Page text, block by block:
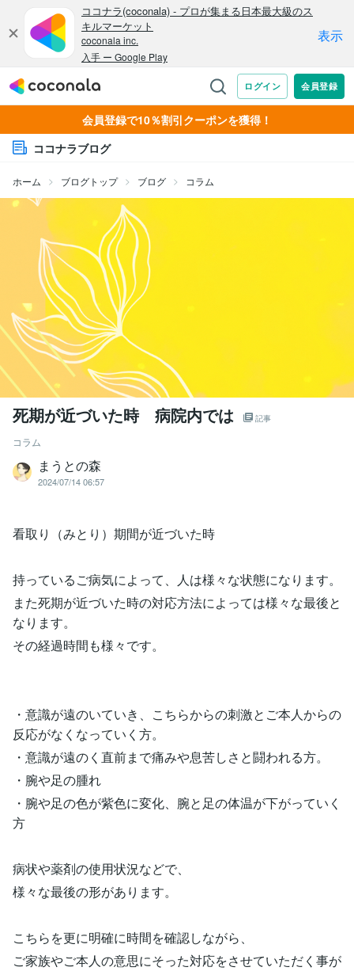
会員登録で10％割引クーポンを獲得！
ココナラブログ
ホーム ブログトップ ブログ コラム
死期が近づいた時 病院内では 記事
コラム
まうとの森
2024/07/14 06:57
看取り（みとり）期間が近づいた時
持っているご病気によって、人は様々な状態になります。
また死期が近づいた時の対応方法によっては様々な最後と
なります。
その経過時間も様々です。
・意識が遠のいていき、こちらからの刺激とご本人からの
反応がなくなっていく方。
・意識が遠のく直前まで痛みや息苦しさと闘われる方。
・腕や足の腫れ
・腕や足の色が紫色に変化、腕と足の体温が下がっていく
方
病状や薬剤の使用状況などで、
様々な最後の形があります。
こちらを更に明確に時間を確認しながら、
ご家族やご本人の意思にそった対応をさせていただく事が